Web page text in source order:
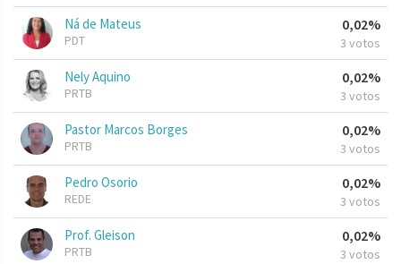
Ná de Mateus
PDT
0,02%
3 votos
Nely Aquino
PRTB
0,02%
3 votos
Pastor Marcos Borges
PRTB
0,02%
3 votos
Pedro Osorio
REDE
0,02%
3 votos
Prof. Gleison
PRTB
0,02%
3 votos